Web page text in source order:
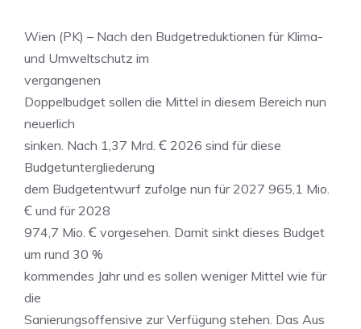
Wien (PK) – Nach den Budgetreduktionen für Klima-
und Umweltschutz im
vergangenen
Doppelbudget sollen die Mittel in diesem Bereich nun
neuerlich
sinken. Nach 1,37 Mrd. Ꞓ 2026 sind für diese
Budgetuntergliederung
dem Budgetentwurf zufolge nun für 2027 965,1 Mio.
Ꞓ und für 2028
974,7 Mio. Ꞓ vorgesehen. Damit sinkt dieses Budget
um rund 30 %
kommendes Jahr und es sollen weniger Mittel wie für
die
Sanierungsoffensive zur Verfügung stehen. Das Aus